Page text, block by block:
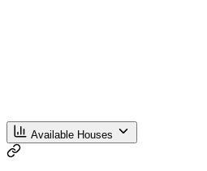
Available Houses